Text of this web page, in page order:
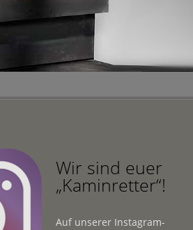
Wir sind euer
„Kaminretter“!
Auf unserer Instagram-